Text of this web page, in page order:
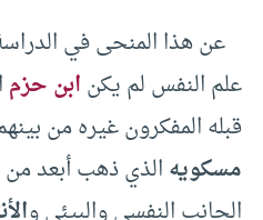
عن هذا المنحى في
علم النفس لم يكنابن حزم
قبله المفكرون غيره من
مسكويهالذي ذهب أبعد من